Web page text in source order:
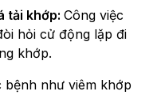
tải khớp: Công việc
hỏi cử động lặp đi
khớp.
bệnh như viêm khớp